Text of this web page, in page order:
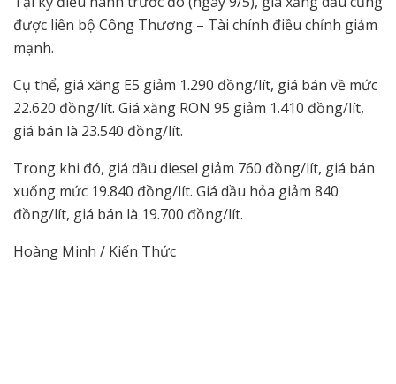
được liên bộ Công Thương – Tài chính điều chỉnh giảm
mạnh.
Cụ thể, giá xăng E5 giảm 1.290 đồng/lít, giá bán về mức
22.620 đồng/lít. Giá xăng RON 95 giảm 1.410 đồng/lít,
giá bán là 23.540 đồng/lít.
Trong khi đó, giá dầu diesel giảm 760 đồng/lít, giá bán
xuống mức 19.840 đồng/lít. Giá dầu hỏa giảm 840
đồng/lít, giá bán là 19.700 đồng/lít.
Hoàng Minh / Kiến Thức